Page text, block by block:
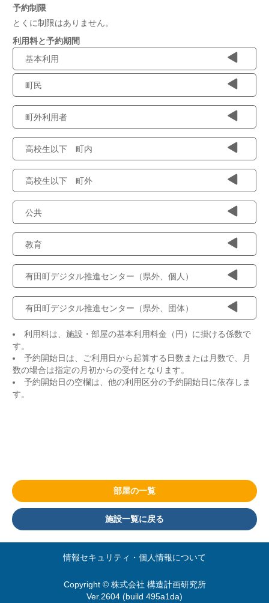
予約制限
とくに制限はありません。
利用料と予約期間
基本利用
町民
町外利用者
高校生以下 町内
高校生以下 町外
公共
教育
有田町デジタル推進センター（県外、個人）
有田町デジタル推進センター（県外、団体）
利用料は、施設・部屋の基本利用料金（円）に掛ける係数で
す。
予約開始日は、ご利用日から起算する日数または月数で、月
数の場合は指定の月初からの受付となります。
予約開始日の空欄は、他の利用区分の予約開始日に依存しま
す。
施設一覧に戻る
部屋の一覧
情報セキュリティ・個人情報について
Copyright © 株式会社 構造計画研究所
Ver.2604 (build 495a1da)